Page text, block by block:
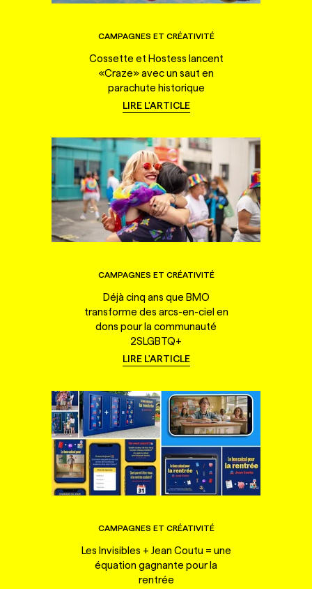
CAMPAGNES ET CRÉATIVITÉ
Cossette et Hostess lancent
«Craze» avec un saut en
parachute historique
LIRE L'ARTICLE
CAMPAGNES ET CRÉATIVITÉ
Déjà cinq ans que BMO
transforme des arcs-en-ciel en
dons pour la communauté
2SLGBTQ+
LIRE L'ARTICLE
CAMPAGNES ET CRÉATIVITÉ
Les Invisibles + Jean Coutu = une
équation gagnante pour la
rentrée